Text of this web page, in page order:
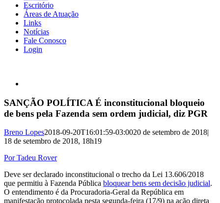
Escritório
Áreas de Atuação
Links
Notícias
Fale Conosco
Login
Image
SANÇÃO POLÍTICA É inconstitucional bloqueio
de bens pela Fazenda sem ordem judicial, diz PGR
Breno Lopes2018-09-20T16:01:59-03:0020 de setembro de 2018|
18 de setembro de 2018, 18h19
Por Tadeu Rover
Deve ser declarado inconstitucional o trecho da Lei 13.606/2018
que permitiu à Fazenda Pública bloquear bens sem decisão judicial.
O entendimento é da Procuradoria-Geral da República em
manifestação protocolada nesta segunda-feira (17/9) na ação direta